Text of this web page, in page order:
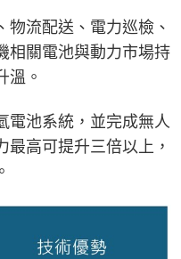
流配送、電力巡檢、
相關電池與動力市場持
溫。
電池系統，並完成無人
高可提升三倍以上，